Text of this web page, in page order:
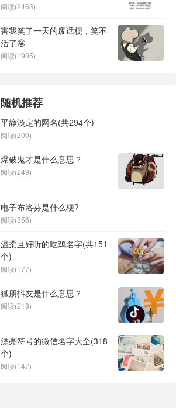
阅读(2463)
害我笑了一天的废话梗，笑不
活了🤪
阅读(1905)
随机推荐
平静淡定的网名(共294个)
阅读(200)
​爆破鬼才是什么意思？
阅读(249)
电子布洛芬是什么梗?
阅读(356)
温柔且好听的吃鸡名字(共151
个)
阅读(177)
狐朋抖友是什么意思？
阅读(218)
漂亮符号的微信名字大全(318
个)
阅读(147)